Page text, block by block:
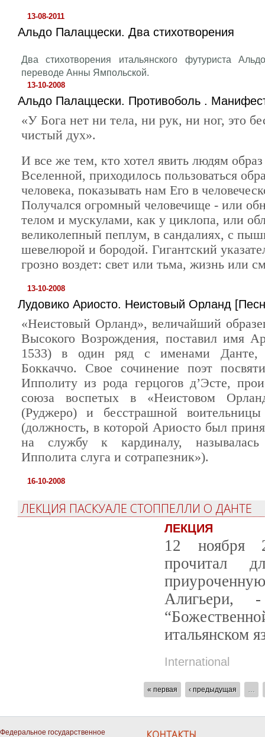
13-08-2011
Альдо Палаццески. Два стихотворения
Два стихотворения итальянского футуриста
переводе Анны Ямпольской.
13-10-2008
Альдо Палаццески. Противоболь .
«У Бога нет ни тела, ни рук, ни ног, это
чистый дух».
И все же тем, кто хотел явить людям образ
Вселенной, приходилось пользоваться
человека, показывать нам Его в
Получался огромный человечище - или
телом и мускулами, как у циклопа, или
великолепный пеплум, в сандалиях, с
шевелюрой и бородой. Гигантский
грозно воздет: свет или тьма, жизнь или
13-10-2008
Лудовико Ариосто. Неистовый Орланд
«Неистовый Орланд», величайший
Высокого Возрождения, поставил имя
1533) в один ряд с именами Данте,
Боккаччо. Свое сочинение поэт
Ипполиту из рода герцогов д’Эсте,
союза воспетых в «Неистовом
(Руджеро) и бесстрашной
(должность, в которой Ариосто был
на службу к кардиналу, называлась
Ипполита слуга и сотрапезник»).
16-10-2008
ЛЕКЦИЯ ПАСКУАЛЕ СТОППЕЛЛИ О ДАНТЕ
ЛЕКЦИЯ
12 ноября
прочитал
Алигьери,
итальянском
International
« первая ‹ предыдущая
Федеральное государственное